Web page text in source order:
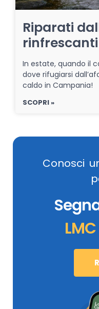
Riparati
rinfrescanti
In estate, quando il
dove rifugiarsi
caldo in Campania!
SCOPRI »
Conosci